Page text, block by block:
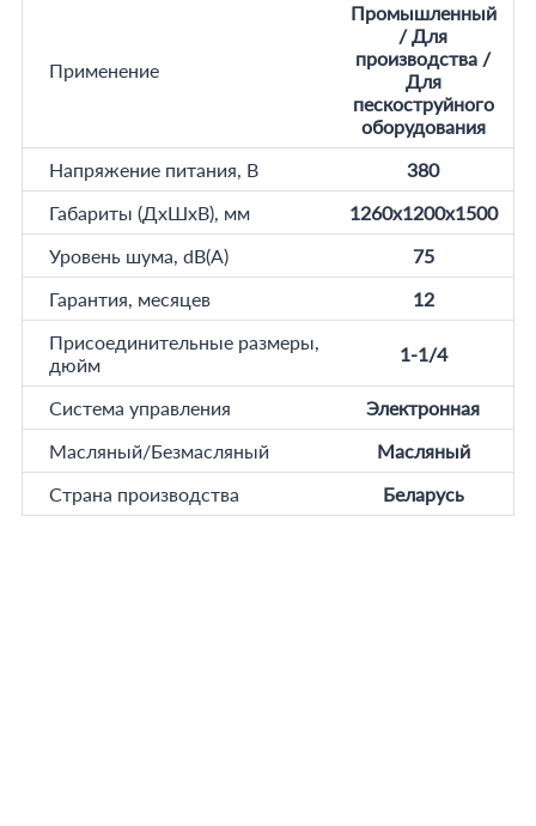
Применение
Промышленный
/ Для
производства /
Для
пескоструйного
оборудования
Напряжение питания, В
380
Габариты (ДхШхВ), мм
1260x1200x1500
Уровень шума, dB(A)
75
Гарантия, месяцев
12
Присоединительные размеры,
дюйм
1-1/4
Система управления
Электронная
Масляный/Безмасляный
Масляный
Страна производства
Беларусь